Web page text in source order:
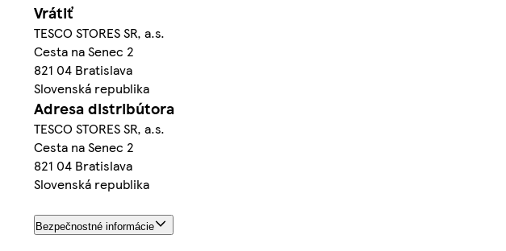
Vrátiť
TESCO STORES SR, a.s.
Cesta na Senec 2
821 04 Bratislava
Slovenská republika
Adresa distribútora
TESCO STORES SR, a.s.
Cesta na Senec 2
821 04 Bratislava
Slovenská republika
Bezpečnostné informácie